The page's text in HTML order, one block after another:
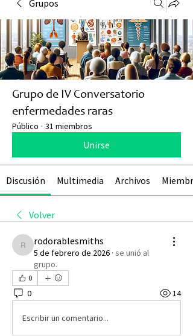
Grupos
Grupo de IV Conversatorio
enfermedades raras
Público · 31 miembros
Unirse
Discusión Multimedia Archivos
Volver
rodorablesmiths
rodorablesmiths
5 de febrero de 2026 · se unió al
grupo.
0
0 14
Escribir un comentario...